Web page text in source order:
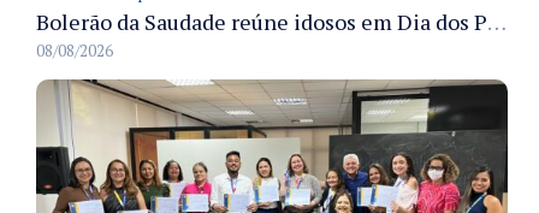
Bolerão da Saudade reúne idosos em Dia dos Pais promovido pela Fundação Dr. Thomas em Manaus
08/08/2026